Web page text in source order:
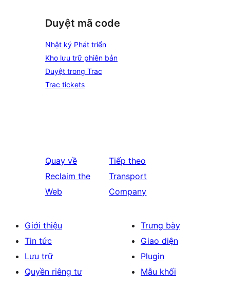
Duyệt mã code
Nhật ký Phát triển
Kho lưu trữ phiên bản
Duyệt trong Trac
Trac tickets
Quay về
Reclaim the
Web
Tiếp theo
Transport
Company
Giới thiệu
Tin tức
Lưu trữ
Quyền riêng tư
Trưng bày
Giao diện
Plugin
Mẫu khối